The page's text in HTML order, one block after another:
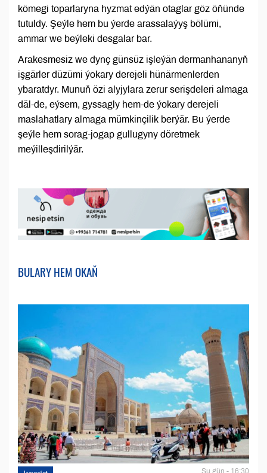
kömegi toparlaryna hyzmat edýän otaglar göz öňünde
tutuldy. Şeýle hem bu ýerde arassalaýyş bölümi,
ammar we beýleki desgalar bar.
Arakesmesiz we dynç günsüz işleýän dermanhananyň
işgärler düzümi ýokary derejeli hünärmenlerden
ybaratdyr. Munuň özi alyjylara zerur serişdeleri almaga
däl-de, eýsem, gyssagly hem-de ýokary derejeli
maslahatlary almaga mümkinçilik berýär. Bu ýerde
şeýle hem sorag-jogap gullugyny döretmek
meýilleşdirilýär.
BULARY HEM OKAŇ
Şu gün - 16:30